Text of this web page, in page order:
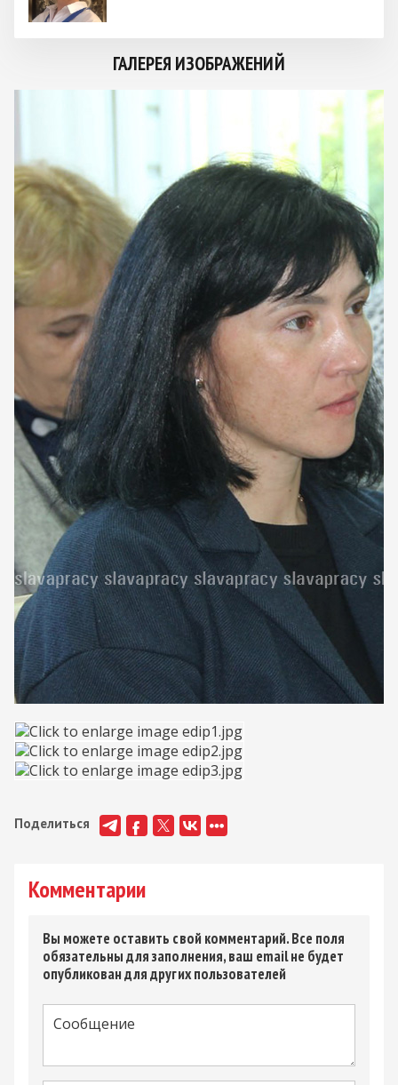
ГАЛЕРЕЯ ИЗОБРАЖЕНИЙ
Поделиться
Комментарии
Вы можете оставить свой комментарий. Все поля
обязательны для заполнения, ваш email не будет
опубликован для других пользователей